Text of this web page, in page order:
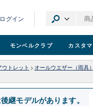
ログイン
モンベルクラブ カスタ
トレット > オールウエザー（雨具
継モデルがあります。